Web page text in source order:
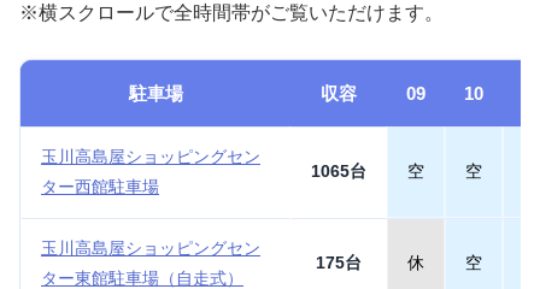
※横スクロールで全時間帯がご覧いただけます。
駐車場 収容 09 10
玉川高島屋ショッピングセン
ター西館駐車場
1065台 空 空
玉川高島屋ショッピングセン
ター東館駐車場（自走式）
175台 休 空